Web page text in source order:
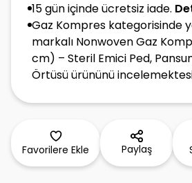
15 gün içinde ücretsiz iade.
Gaz Kompres kategorisinde
markalı Nonwoven Gaz
cm) – Steril Emici Ped,
Örtüsü ürününü
Favorilere Ekle Paylaş